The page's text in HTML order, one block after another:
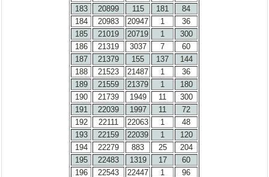
183
20899 115 181
84
184
20983 20947 1
36
185
21019 20719 1
300
186
21319 3037 7
60
187
21379 155 137
144
188
21523 21487 1
36
189
21559 21379 1
180
190
21739 1949 11
300
191
22039 1997 11
72
192
22111 22063 1
48
193
22159 22039 1
120
194
22279 883 25
204
195
22483 1319 17
60
196
22543 22447 1
96